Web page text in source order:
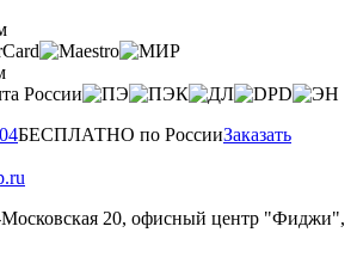
БЕСПЛАТНО по РоссииЗаказать
Московская 20, офисный центр "Фиджи",